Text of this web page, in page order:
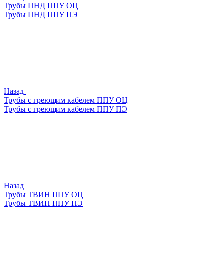
Трубы ПНД ППУ ОЦ
Трубы ПНД ППУ ПЭ
Назад
Трубы с греющим кабелем ППУ ОЦ
Трубы с греющим кабелем ППУ ПЭ
Назад
Трубы ТВИН ППУ ОЦ
Трубы ТВИН ППУ ПЭ